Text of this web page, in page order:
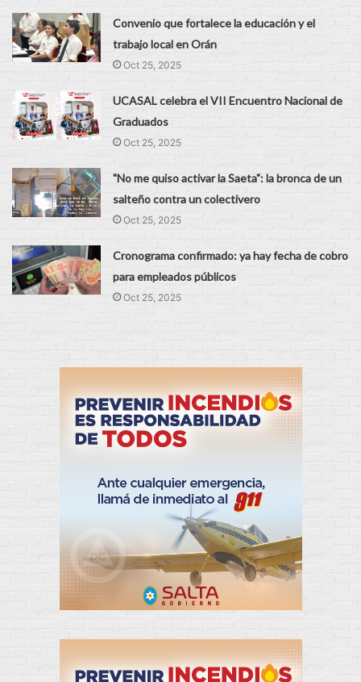
Convenio que fortalece la educación y el
trabajo local en Orán
Oct 25, 2025
UCASAL celebra el VII Encuentro Nacional de
Graduados
Oct 25, 2025
"No me quiso activar la Saeta": la bronca de un
salteño contra un colectivero
Oct 25, 2025
Cronograma confirmado: ya hay fecha de cobro
para empleados públicos
Oct 25, 2025